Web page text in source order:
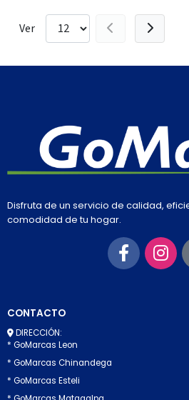
Ver
Disfruta de un servicio de calidad,
comodidad de tu hogar.
CONTACTO
DIRECCIÓN:
* GoMarcas Leon
* GoMarcas Chinandega
* GoMarcas Esteli